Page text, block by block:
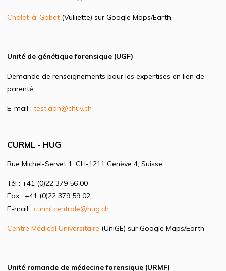
Chalet-à-Gobet (Vulliette) sur Google Maps/Earth
Unité de génétique forensique (UGF)
Demande de renseignements pour les expertises en lien de
parenté :
E-mail : test.adn@chuv.ch
CURML - HUG
Rue Michel-Servet 1, CH-1211 Genève 4, Suisse
Tél : +41 (0)22 379 56 00
Fax : +41 (0)22 379 59 02
E-mail : curml.centrale@hug.ch
Centre Médical Universitaire (UniGE) sur Google Maps/Earth
Unité romande de médecine forensique (URMF)